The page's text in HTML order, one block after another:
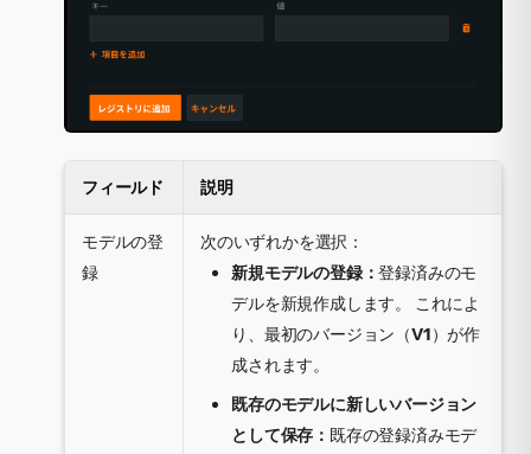
フィールド 説明
モデルの登
録
次のいずれかを選択：
新規モデルの登録：登録済みのモ
デルを新規作成します。 これによ
り、最初のバージョン（V1）が作
成されます。
既存のモデルに新しいバージョン
として保存： 既存の登録済みモデ